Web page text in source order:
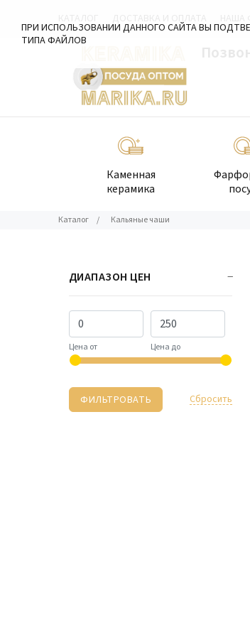
ДОСТАВКА И ОПЛАТА
Каменная
керамика
Каталог / Кальяные чаши
ДИАПАЗОН ЦЕН
Цена от Цена до
Cбросить
ПРИ ИСПОЛЬЗОВАНИИ ДАННОГО САЙТА ВЫ
ТИПА ФАЙЛОВ